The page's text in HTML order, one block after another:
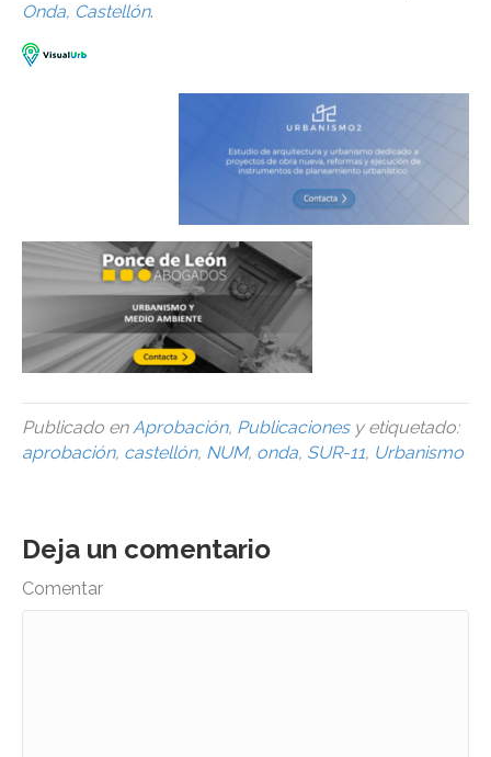
Onda, Castellón.
Publicado enAprobación, Publicacionesy etiquetado:
aprobación, castellón, NUM, onda, SUR-11, Urbanismo
Deja un comentario
Comentar